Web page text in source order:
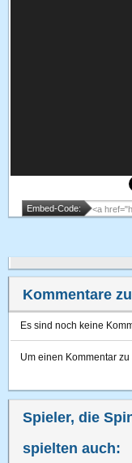
Embed-Code:
Kommentare
Es sind noch keine
Um einen Kommentar
Spieler, die
spielten auch: